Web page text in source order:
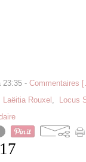
23:35 - Commentaires [
Laëitia Rouxel , Locus